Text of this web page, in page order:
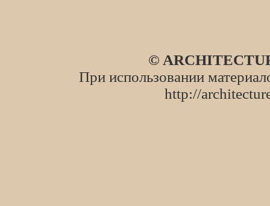
©
При использовании
http://